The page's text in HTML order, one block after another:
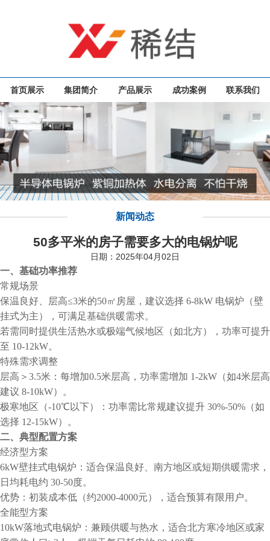
首页展示 集团简介 产品展示 成功案例 联系我们
新闻动态
50多平米的房子需要多大的电锅炉呢
日期：2025年04月02日
一、基础功率推荐
常规场景
保温良好、层高≤3米的50㎡房屋，建议选择 6-8kW 电锅炉（壁
挂式为主），可满足基础供暖需求。
若需同时提供生活热水或极端气候地区（如北方），功率可提升
至 10-12kW。
特殊需求调整
层高＞3.5米：每增加0.5米层高，功率需增加 1-2kW（如4米层高
建议 8-10kW）。
极寒地区（-10℃以下）：功率需比常规建议提升 30%-50%（如
选择 12-15kW）。
二、典型配置方案
经济型方案
6kW壁挂式电锅炉：适合保温良好、南方地区或短期供暖需求，
日均耗电约 30-50度。
优势：初装成本低（约2000-4000元），适合预算有限用户。
全能型方案
10kW落地式电锅炉：兼顾供暖与热水，适合北方寒冷地区或家